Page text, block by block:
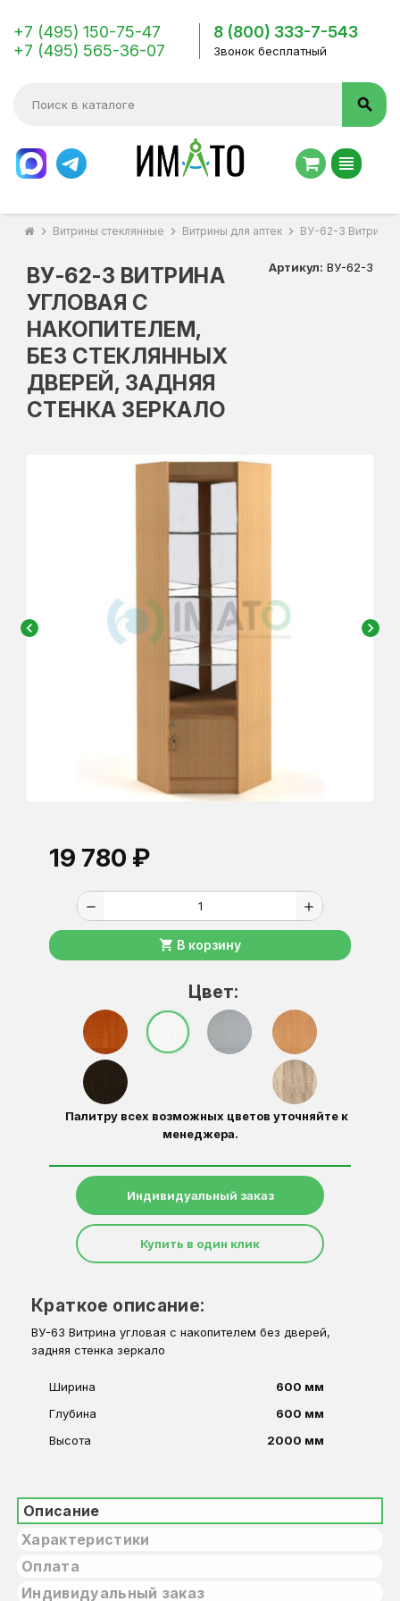
+7 (495) 150-75-47
+7 (495) 565-36-07
8 (800) 333-7-543
Звонок бесплатный
search
view_headline
chevron_right Витрины стеклянные chevron_right Витрины для аптек chevron_right ВУ-62-З Витрина
ВУ-62-З ВИТРИНА
УГЛОВАЯ С
НАКОПИТЕЛЕМ,
БЕЗ СТЕКЛЯННЫХ
ДВЕРЕЙ, ЗАДНЯЯ
СТЕНКА ЗЕРКАЛО
Артикул: ВУ-62-З
chevron_left chevron_right
19 780 ₽
remove add
shopping_cart В корзину
Цвет:
Палитру всех возможных цветов уточняйте к
менеджера.
Индивидуальный заказ
Купить в один клик
Краткое описание:
ВУ-6З Витрина угловая с накопителем без дверей,
задняя стенка зеркало
Ширина
600 мм
Глубина
600 мм
Высота
2000 мм
Описание
Характеристики
Оплата
Индивидуальный заказ